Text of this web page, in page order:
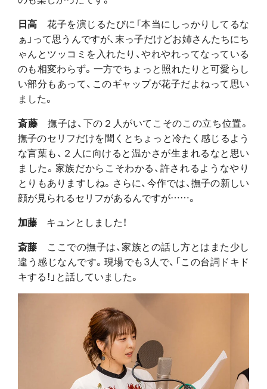
日高 花子を演じるたびに「本当にしっかりしてるな
ぁ」って思うんですが、末っ子だけどお姉さんたちにち
ゃんとツッコミを入れたり、やれやれってなっている
のも相変わらず。一方でちょっと照れたりと可愛らし
い部分もあって、このギャップが花子だよねって思い
ました。
斎藤 撫子は、下の２人がいてこそのこの立ち位置。
撫子のセリフだけを聞くとちょっと冷たく感じるよう
な言葉も、２人に向けると温かさが生まれるなと思い
ました。家族だからこそわかる、許されるようなやり
とりもありますしね。さらに、今作では、撫子の新しい
顔が見られるセリフがあるんですが……。
加藤 キュンとしました！
斎藤 ここでの撫子は、家族との話し方とはまた少し
違う感じなんです。現場でも3人で、「この台詞ドキド
キする！」と話していました。